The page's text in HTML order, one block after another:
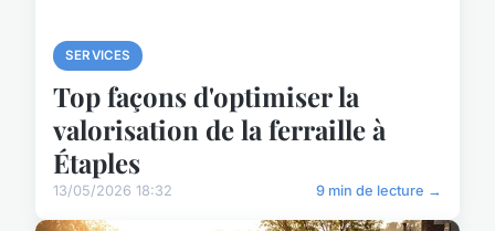
SERVICES
Top façons d'optimiser la
valorisation de la ferraille à
Étaples
13/05/2026 18:32 9 min de lecture →